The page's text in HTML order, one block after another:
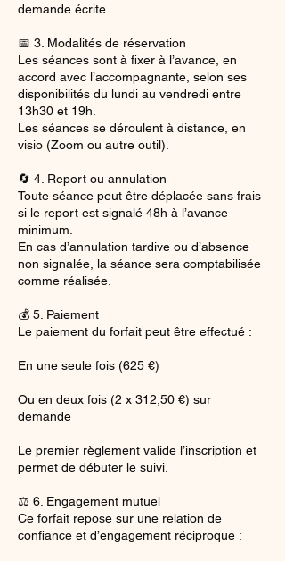
demande écrite.
📅 3. Modalités de réservation
Les séances sont à fixer à l’avance, en
accord avec l’accompagnante, selon ses
disponibilités du lundi au vendredi entre
13h30 et 19h.
Les séances se déroulent à distance, en
visio (Zoom ou autre outil).
🔄 4. Report ou annulation
Toute séance peut être déplacée sans frais
si le report est signalé 48h à l’avance
minimum.
En cas d’annulation tardive ou d’absence
non signalée, la séance sera comptabilisée
comme réalisée.
💰 5. Paiement
Le paiement du forfait peut être effectué :
En une seule fois (625 €)
Ou en deux fois (2 x 312,50 €) sur
demande
Le premier règlement valide l’inscription et
permet de débuter le suivi.
⚖️ 6. Engagement mutuel
Ce forfait repose sur une relation de
confiance et d’engagement réciproque :